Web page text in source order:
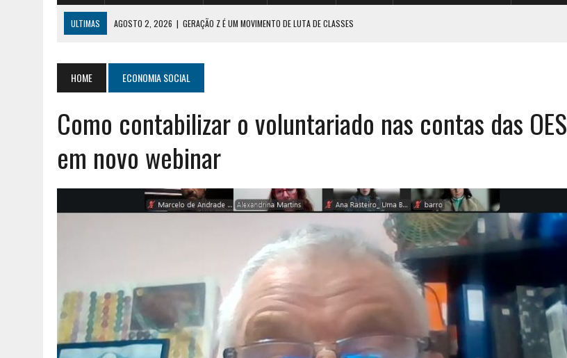
ULTIMAS AGOSTO 2, 2026 | GERAÇÃO Z É UM MOVIMENTO DE LUTA DE CLASSES
JULHO 26, 2026 | UM MARCO QUE REDEFINE O COOPERATIVISMO GLOBAL
UM ENTRE MUITOS
HOME ECONOMIA SOCIAL
Como contabilizar o voluntariado nas contas das OES
em novo webinar